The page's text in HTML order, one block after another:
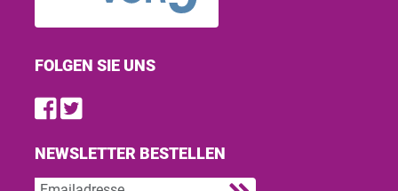
FOLGEN SIE UNS
Find us on Facebook
Follow us on Twitter
NEWSLETTER BESTELLEN